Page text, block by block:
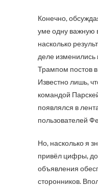
Конечно,
уме одну важную
насколько
деле изменились
Трампом постов
Известно лишь,
командой
появлялся в
пользователей
Но, насколько я
привёл цифры,
объявления
сторонников.